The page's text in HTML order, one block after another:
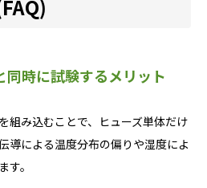
同時に試験するメリット
組み込むことで、ヒューズ単体だけ
導による温度分布の偏りや湿度によ
。